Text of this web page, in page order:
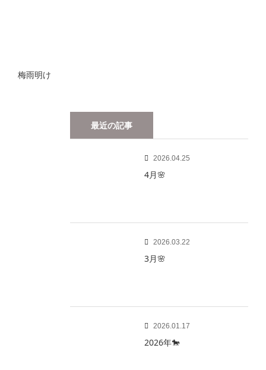
梅雨明け
最近の記事
2026.04.25
4月🌸
2026.03.22
3月🌸
2026.01.17
2026年🐎